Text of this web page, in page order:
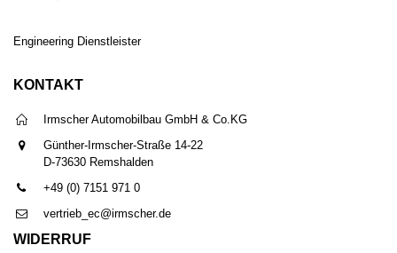
Engineering Dienstleister
KONTAKT
Irmscher Automobilbau GmbH & Co.KG
Günther-Irmscher-Straße 14-22
D-73630 Remshalden
+49 (0) 7151 971 0
vertrieb_ec@irmscher.de
WIDERRUF